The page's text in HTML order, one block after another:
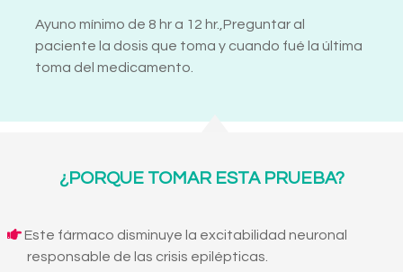
Ayuno mínimo de 8 hr a 12 hr.,Preguntar al
paciente la dosis que toma y cuando fué la última
toma del medicamento.
¿PORQUE TOMAR ESTA PRUEBA?
Este fármaco disminuye la excitabilidad neuronal
responsable de las crisis epilépticas.